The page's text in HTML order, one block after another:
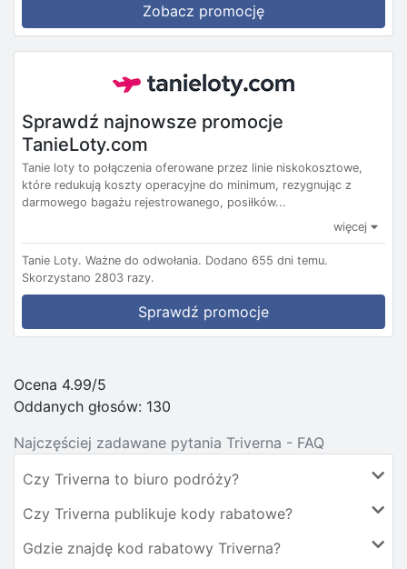
Zobacz promocję
Sprawdź najnowsze promocje
TanieLoty.com
Tanie loty to połączenia oferowane przez linie niskokosztowe,
które redukują koszty operacyjne do minimum, rezygnując z
darmowego bagażu rejestrowanego, posiłków...
więcej
Tanie Loty. Ważne do odwołania. Dodano 655 dni temu.
Skorzystano 2803 razy.
Sprawdź promocje
Ocena 4.99/5
Oddanych głosów: 130
Najczęściej zadawane pytania Triverna - FAQ
Czy Triverna to biuro podróży?
Czy Triverna publikuje kody rabatowe?
Gdzie znajdę kod rabatowy Triverna?